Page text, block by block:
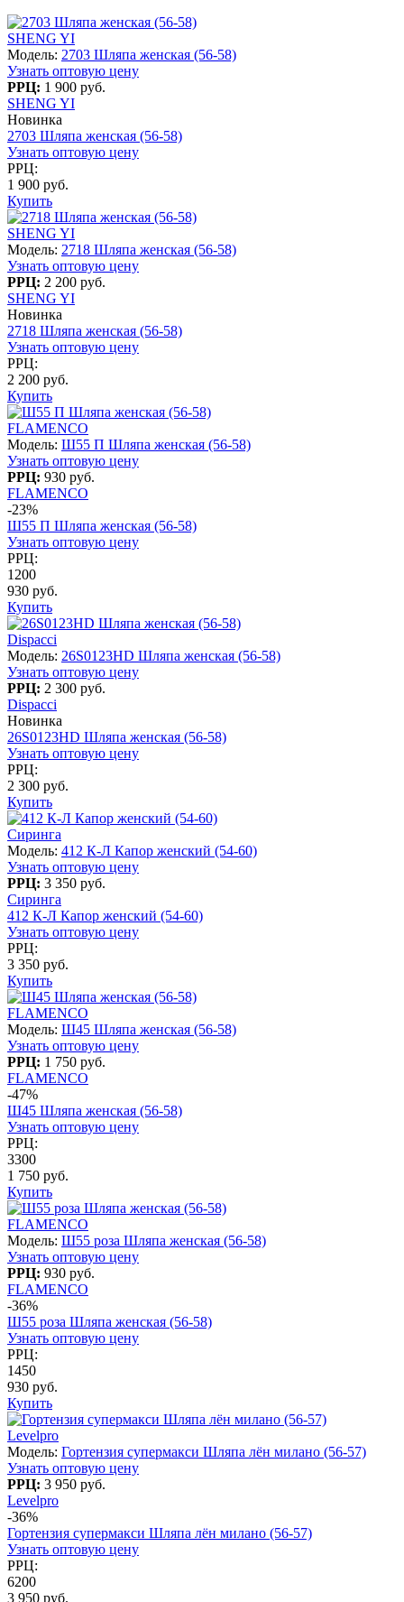
SHENG YI
Модель: 2703 Шляпа женская (56-58)
Узнать оптовую цену
РРЦ: 1 900 руб.
SHENG YI
Новинка
2703 Шляпа женская (56-58)
Узнать оптовую цену
РРЦ:
1 900 руб.
Купить
SHENG YI
Модель: 2718 Шляпа женская (56-58)
Узнать оптовую цену
РРЦ: 2 200 руб.
SHENG YI
Новинка
2718 Шляпа женская (56-58)
Узнать оптовую цену
РРЦ:
2 200 руб.
Купить
FLAMENCO
Модель: Ш55 П Шляпа женская (56-58)
Узнать оптовую цену
РРЦ: 930 руб.
FLAMENCO
-23%
Ш55 П Шляпа женская (56-58)
Узнать оптовую цену
РРЦ:
1200
930 руб.
Купить
Dispacci
Модель: 26S0123HD Шляпа женская (56-58)
Узнать оптовую цену
РРЦ: 2 300 руб.
Dispacci
Новинка
26S0123HD Шляпа женская (56-58)
Узнать оптовую цену
РРЦ:
2 300 руб.
Купить
Сиринга
Модель: 412 К-Л Капор женский (54-60)
Узнать оптовую цену
РРЦ: 3 350 руб.
Сиринга
412 К-Л Капор женский (54-60)
Узнать оптовую цену
РРЦ:
3 350 руб.
Купить
FLAMENCO
Модель: Ш45 Шляпа женская (56-58)
Узнать оптовую цену
РРЦ: 1 750 руб.
FLAMENCO
-47%
Ш45 Шляпа женская (56-58)
Узнать оптовую цену
РРЦ:
3300
1 750 руб.
Купить
FLAMENCO
Модель: Ш55 роза Шляпа женская (56-58)
Узнать оптовую цену
РРЦ: 930 руб.
FLAMENCO
-36%
Ш55 роза Шляпа женская (56-58)
Узнать оптовую цену
РРЦ:
1450
930 руб.
Купить
Levelpro
Модель: Гортензия супермакси Шляпа лён милано (56-57)
Узнать оптовую цену
РРЦ: 3 950 руб.
Levelpro
-36%
Гортензия супермакси Шляпа лён милано (56-57)
Узнать оптовую цену
РРЦ:
6200
3 950 руб.